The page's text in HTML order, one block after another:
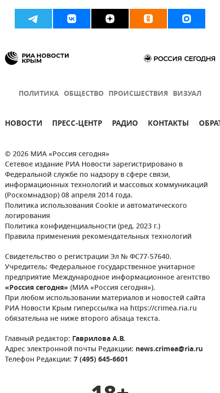
ПОЛИТИКА ОБЩЕСТВО ПРОИСШЕСТВИЯ ВИЗУАЛ
НОВОСТИ ПРЕСС-ЦЕНТР РАДИО КОНТАКТЫ
© 2026 МИА «Россия сегодня»
Сетевое издание РИА Новости зарегистрировано в
Федеральной службе по надзору в сфере связи,
информационных технологий и массовых коммуникаций
(Роскомнадзор) 08 апреля 2014 года.
Политика использования Cookie и автоматического
логирования
Политика конфиденциальности (ред. 2023 г.)
Правила применения рекомендательных технологий
Свидетельство о регистрации Эл № ФС77-57640.
Учредитель: Федеральное государственное унитарное
предприятие Международное информационное агентство
«Россия сегодня» (МИА «Россия сегодня»).
При любом использовании материалов и новостей сайта
РИА Новости Крым гиперссылка на https://crimea.ria.ru
обязательна не ниже второго абзаца текста.
Главный редактор: Гаврилова А.В.
Адрес электронной почты Редакции: news.crimea@ria.ru
Телефон Редакции: 7 (495) 645-6601